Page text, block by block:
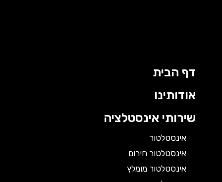
דף הבית
אודותינו
שירותי אינסטלציה
אינסטלטור
אינסטלטור חירום
אינסטלטור מומלץ